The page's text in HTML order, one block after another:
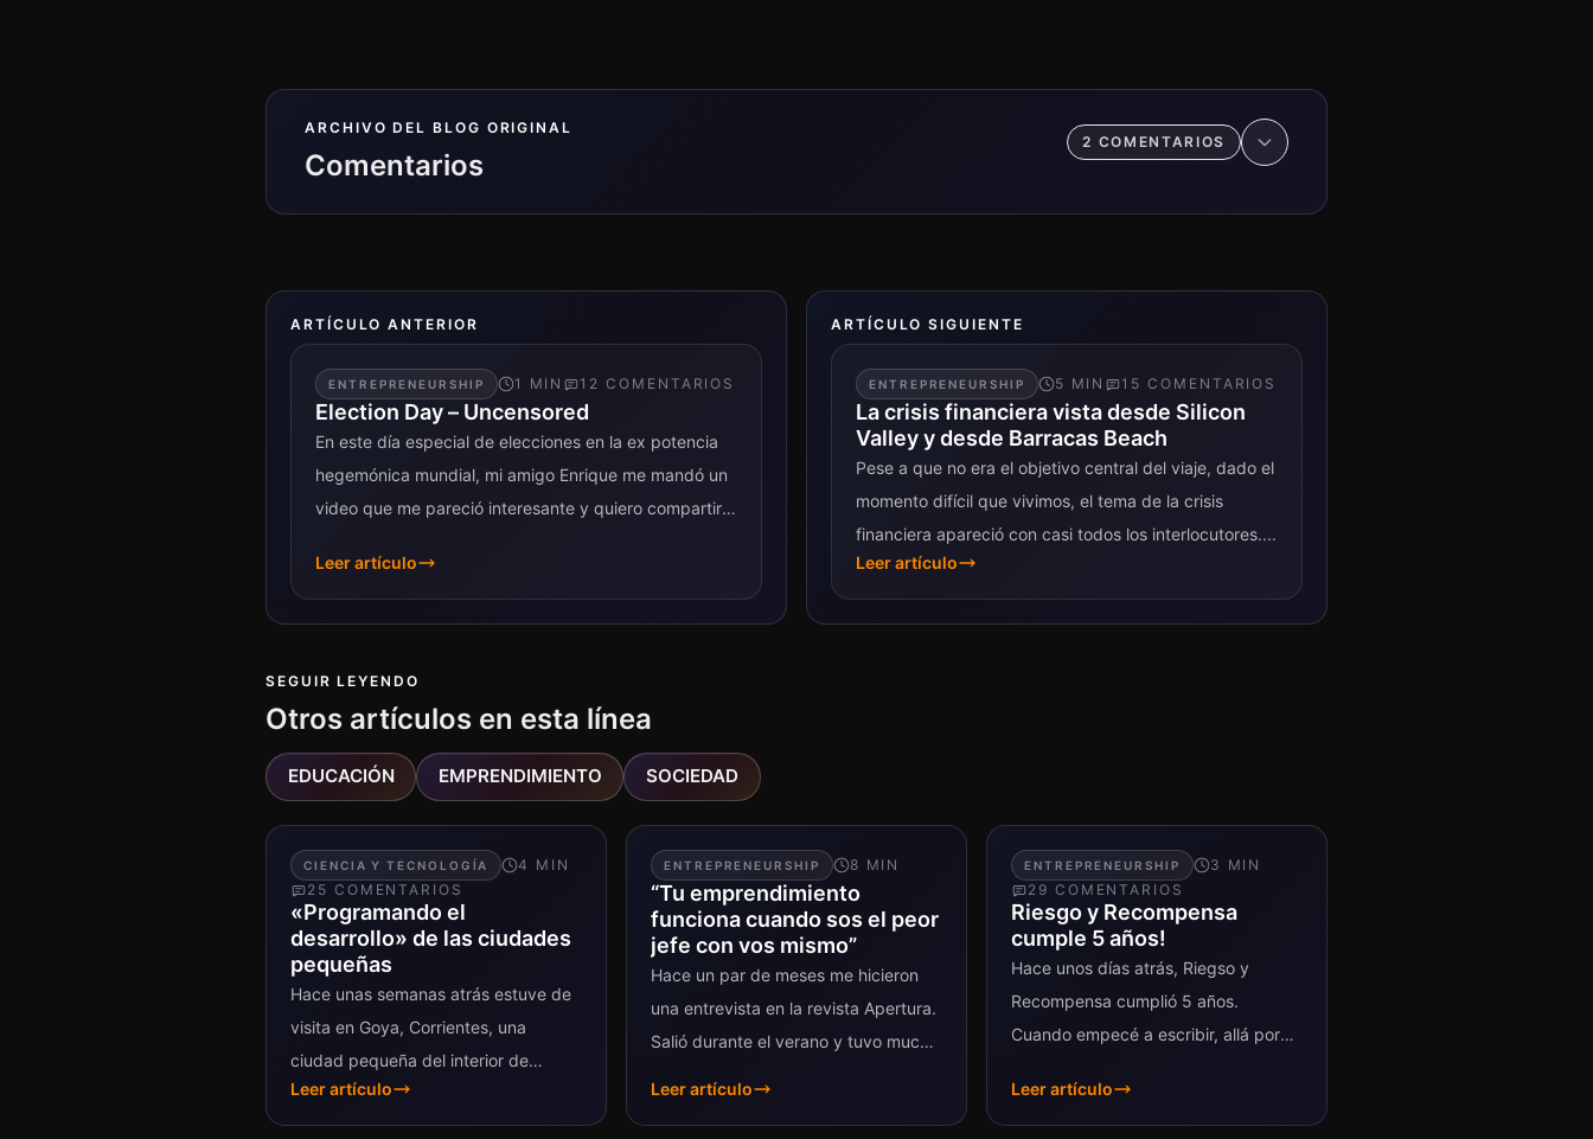
ARCHIVO DEL BLOG ORIGINAL
Comentarios
2 COMENTARIOS
ARTÍCULO ANTERIOR
ENTREPRENEURSHIP 1 MIN 12 COMENTARIO S
Election Day – Uncensored
En este día especial de elecciones en la ex potencia
hegemónica mundial, mi amigo Enrique me mandó un
video que me pareció interesante y quiero compartir
Leer artículo
ARTÍCULO SIGUIENTE
ENTREPRENEURSHIP 5 MIN 15 COMENTARIO S
La crisis financiera vista desde Silicon
Valley y desde Barracas Beach
Pese a que no era el objetivo central del viaje, dado el
momento difícil que vivimos, el tema de la crisis
financiera apareció con casi todos los interlocutores....
Leer artículo
SEGUIR LEYENDO
Otros artículos en esta línea
EDUCACIÓN EMPRENDIMIENTO SOCIEDAD
CIENCIA Y TECNOLOGÍA 4 MIN
25 COMENTARIO S
«Programando el
desarrollo» de las ciudades
pequeñas
Hace unas semanas atrás estuve de
visita en Goya, Corrientes, una
ciudad pequeña del interior de
Argentina. Viajé hasta allá para
conocer y colaborar con un proyecto
Leer artículo
ENTREPRENEURSHIP 8 MIN
“Tu emprendimiento
funciona cuando sos el peor
jefe con vos mismo”
Hace un par de meses me hicieron
una entrevista en la revista Apertura.
Salió durante el verano y tuvo mucha
Leer artículo
ENTREPRENEURSHIP 3 MIN
29 COMENTARIO S
Riesgo y Recompensa
cumple 5 años!
Hace unos días atrás, Riegso y
Recompensa cumplió 5 años.
Cuando empecé a escribir, allá por
el blog fuera a durar tanto...
Leer artículo